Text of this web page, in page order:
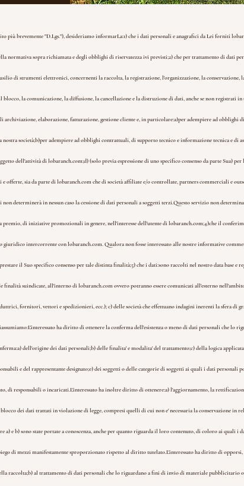
più brevemente "D.Lgs."), desideriamo informarLa:1) che i dati personali e anagrafici da Lei forniti
normativa sopra richiamata e degli obblighi di riservatezza ivi previsti;2) che per trattamento di dati
di strumenti elettronici, concernenti la raccolta, la registrazione, l'organizzazione, la conservazione,
la comunicazione, la diffusione, la cancellazione e la distruzione di dati, anche se non registrati in
elaborazione, fatturazione, gestione cliente e, in particolare:a)per adempiere ad obblighi
società;b)per adempiere ad obblighi contrattuali, di supporto tecnico e informazione tecnica e di
dell'attività di lobaranch.com;d) (solo previa espressione di uno specifico consenso da parte Sua)
sia da parte di lobaranch.com che di società affiliate e/o controllate, partners commerciali e
determinerà in nessun caso la cessione di dati personali a soggetti terzi.Questo servizio non
premio, di iniziative promozionali in genere, nell'interesse dell'utente di lobaranch.com;4)che il
intercorrente con lobaranch.com. Qualora non fosse interessato alle nostre informative
il Suo specifico consenso per tale distinta finalità;5) che i dati:sono raccolti nel nostro data base e
finalità suindicate, all'interno di lobaranch.com ovvero potranno essere comunicati all'esterno
fornitori, vettori e spedizionieri, ecc.); c) delle società che effettuano indagini inerenti la sfera di
L'interessato ha diritto di ottenere la conferma dell'esistenza o meno di dati personali che lo
a) dell'origine dei dati personali;b) delle finalita' e modalita' del trattamento;c) della logica
e del rappresentante designato;e) dei soggetti o delle categorie di soggetti ai quali i dati personali
di responsabili o incaricati.L'interessato ha inoltre diritto di ottenere:a) l'aggiornamento, la
dei dati trattati in violazione di legge, compresi quelli di cui non e' necessaria la conservazione in
a) e b) sono state portate a conoscenza, anche per quanto riguarda il loro contenuto, di coloro ai quali i
di mezzi manifestamente sproporzionato rispetto al diritto tutelato.L'interessato ha diritto di
raccolta;b) al trattamento di dati personali che lo riguardano a fini di invio di materiale pubblicitario